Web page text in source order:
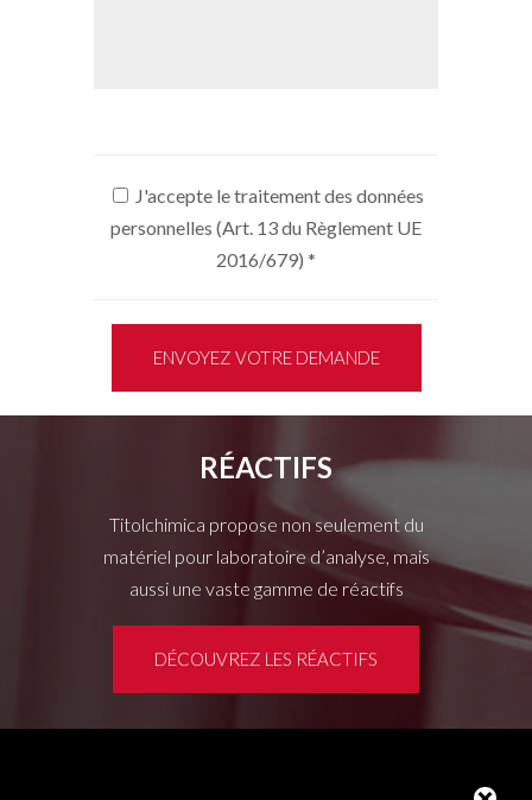
J'accepte le traitement des données
personnelles (Art. 13 du Règlement UE
2016/679) *
ENVOYEZ VOTRE DEMANDE
RÉACTIFS
Titolchimica propose non seulement du
matériel pour laboratoire d’analyse, mais
aussi une vaste gamme de réactifs
DÉCOUVREZ LES RÉACTIFS